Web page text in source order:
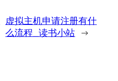
虚拟主机申请注册有什
么流程_读书小站 →